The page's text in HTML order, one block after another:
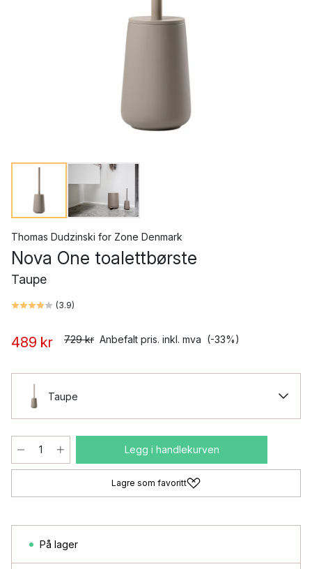
Thomas Dudzinski for Zone Denmark
Nova One toalettbørste
Taupe
(3.9)
489 kr 729 kr Anbefalt pris. inkl. mva (-33%)
Taupe
Legg i handlekurven
Lagre som favoritt
På lager